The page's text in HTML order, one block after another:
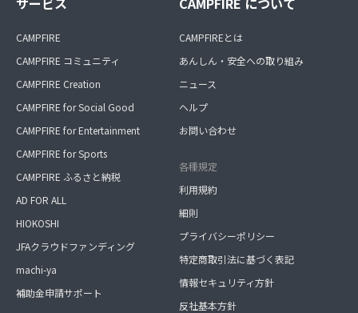
CAMPFIRE
CAMPFIRE コミュニティ
CAMPFIRE Creation
CAMPFIRE for Social Good
CAMPFIRE for Entertainment
CAMPFIRE for Sports
CAMPFIRE ふるさと納税
AD FOR ALL
HIOKOSHI
JFAクラウドファンディング
machi-ya
補助金申請サポート
CAMPFIREとは
あんしん・安全への取り組み
ニュース
ヘルプ
お問い合わせ
各種規定
利用規約
細則
プライバシーポリシー
特定商取引法に基づく表記
情報セキュリティ方針
反社基本方針